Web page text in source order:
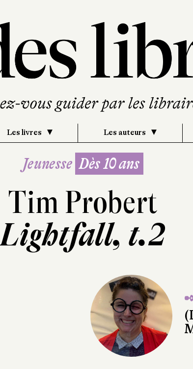
Les livres Les auteurs
Jeunesse Dès 10 ans
Tim Probert
Lightfall, t.2